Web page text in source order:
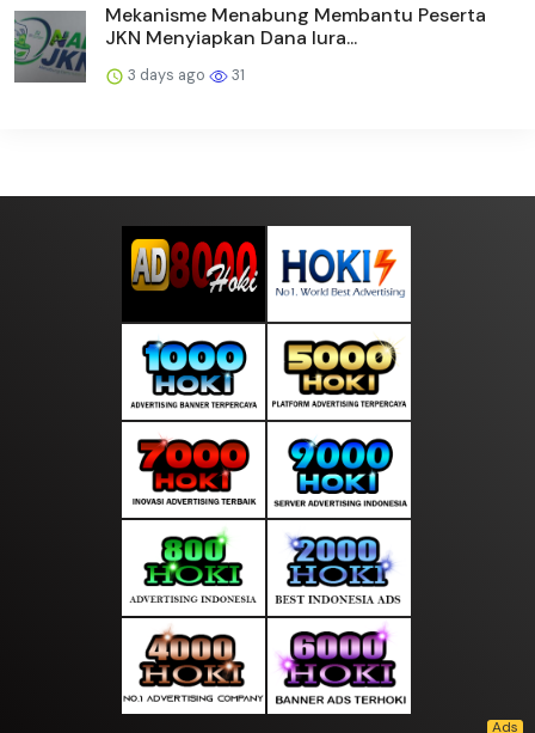
Mekanisme Menabung Membantu Peserta
JKN Menyiapkan Dana Iura...
3 days ago 31